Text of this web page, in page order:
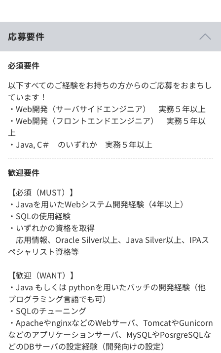
応募要件
必須要件
以下すべてのご経験をお持ちの方からのご応募をおまちし
ています！
・Web開発（サーバサイドエンジニア） 実務５年以上
・Web開発（フロントエンドエンジニア） 実務５年以
上
・Java, C＃ のいずれか 実務５年以上
歓迎要件
【必須（MUST）】
・Javaを用いたWebシステム開発経験（4年以上）
・SQLの使用経験
・いずれかの資格を取得
応用情報、Oracle Silver以上、Java Silver以上、IPAス
ペシャリスト資格等
【歓迎（WANT）】
・Java もしくは pythonを用いたバッチの開発経験（他
プログラミング言語でも可）
・SQLのチューニング
・ApacheやnginxなどのWebサーバ、TomcatやGunicorn
などのアプリケーションサーバ、MySQLやPosrgreSQLな
どのDBサーバの設定経験（開発向けの設定）